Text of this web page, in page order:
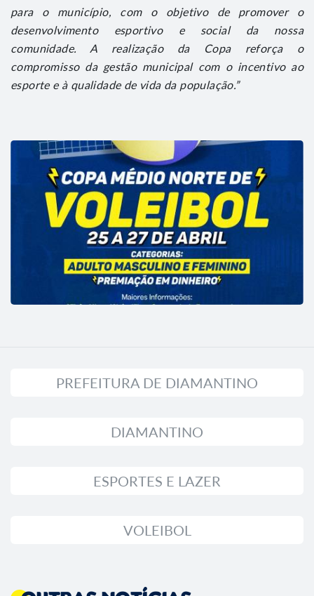
para o município, com o objetivo de promover o
desenvolvimento esportivo e social da nossa
comunidade. A realização da Copa reforça o
compromisso da gestão municipal com o incentivo ao
esporte e à qualidade de vida da população.”
PREFEITURA DE DIAMANTINO
DIAMANTINO
ESPORTES E LAZER
VOLEIBOL